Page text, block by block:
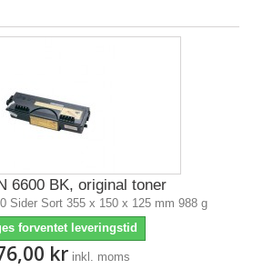
6600 BK, original toner
Sider Sort 355 x 150 x 125 mm 988 g
forventet leveringstid
kr inkl. moms